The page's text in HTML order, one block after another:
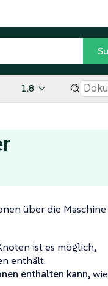
1.8
über die Maschine
ist es möglich,
enthält.
enthalten kann, wie